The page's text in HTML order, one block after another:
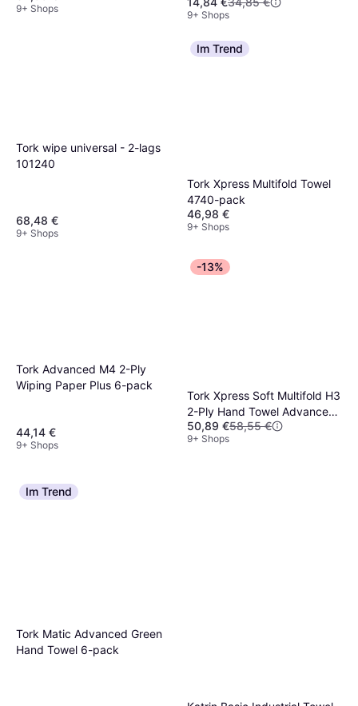
9+ Shops
9+ Shops
Tork wipe universal - 2-lags
101240
68,48 €
9+ Shops
Im Trend
Tork Xpress Multifold Towel
4740-pack
46,98 €
9+ Shops
Tork Advanced M4 2-Ply
Wiping Paper Plus 6-pack
44,14 €
9+ Shops
-13%
Tork Xpress Soft Multifold H3
2-Ply Hand Towel Advanced
3750-pack
50,89 €58,55 €
9+ Shops
Im Trend
Tork Matic Advanced Green
Hand Towel 6-pack